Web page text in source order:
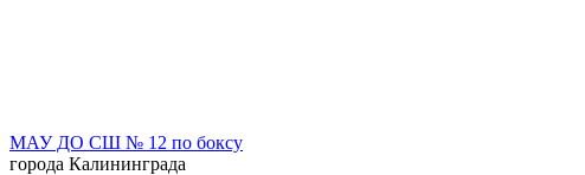
МАУ ДО СШ № 12 по боксу
города Калининграда